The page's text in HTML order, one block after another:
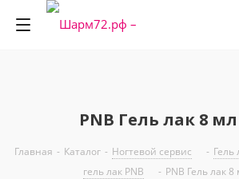
PNB Гель лак 8
Главная - Каталог - Ногтевой сервис - Гель
гель лак PNB
- PNB Гель лак